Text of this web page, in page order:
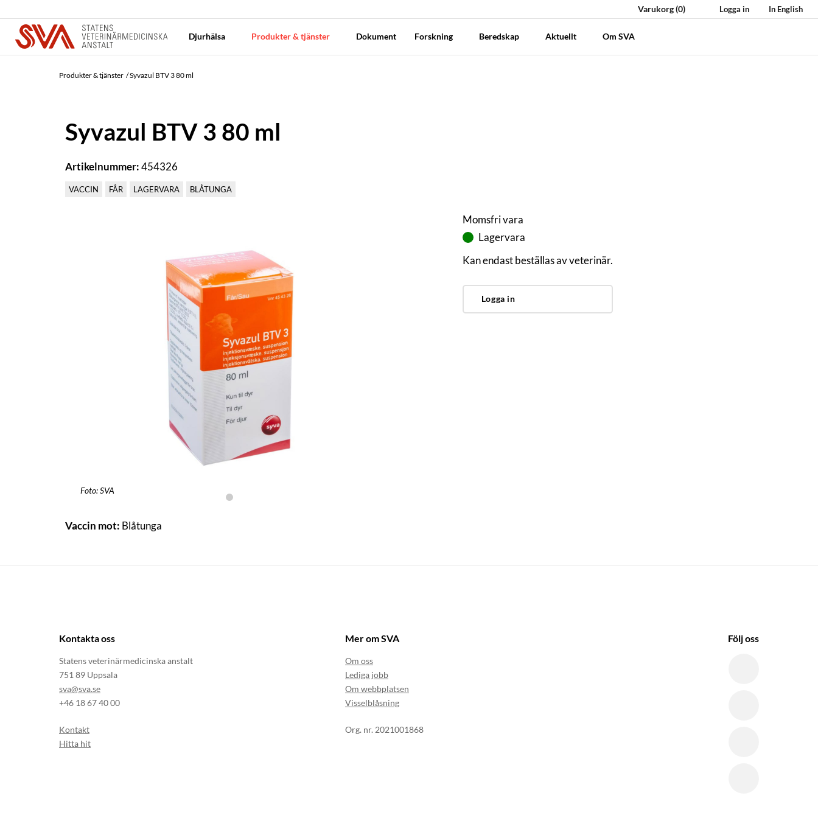
Varukorg(0) Logga in In English
Djurhälsa Produkter & tjänster Dokument Forskning Beredskap Aktuellt Om SVA
Produkter & tjänster Syvazul BTV 3 80 ml
Syvazul BTV 3 80 ml
Artikelnummer:454326
VACCIN FÅR LAGERVARA BLÅTUNGA
Foto: SVA
Momsfri vara
Lagervara
Kan endast beställas av veterinär.
Logga in
Vaccin mot: Blåtunga
Kontakta oss
Statens veterinärmedicinska anstalt
751 89 Uppsala
sva@sva.se
+46 18 67 40 00
Kontakt
Hitta hit
Mer om SVA
Om oss
Lediga jobb
Om webbplatsen
Visselblåsning
Org. nr. 2021001868
Följ oss